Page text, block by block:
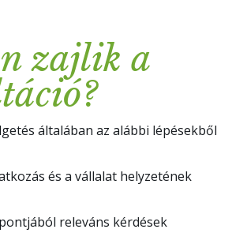
zajlik a
általában az alábbi lépésekből
és a vállalat helyzetének
releváns kérdések